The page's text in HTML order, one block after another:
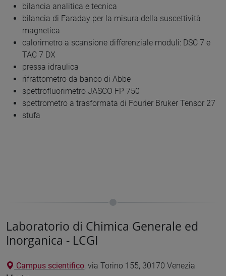
bilancia analitica e tecnica
bilancia di Faraday per la misura della suscettività
magnetica
calorimetro a scansione differenziale moduli: DSC 7 e
TAC 7 DX
pressa idraulica
rifrattometro da banco di Abbe
spettrofluorimetro JASCO FP 750
spettrometro a trasformata di Fourier Bruker Tensor 27
stufa
Laboratorio di Chimica Generale ed
Inorganica - LCGI
Campus scientifico, via Torino 155, 30170 Venezia